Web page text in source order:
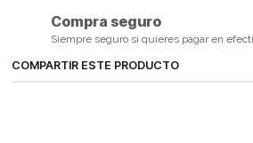
Compra seguro
Siempre seguro si quieres pagar en
COMPARTIR ESTE PRODUCTO